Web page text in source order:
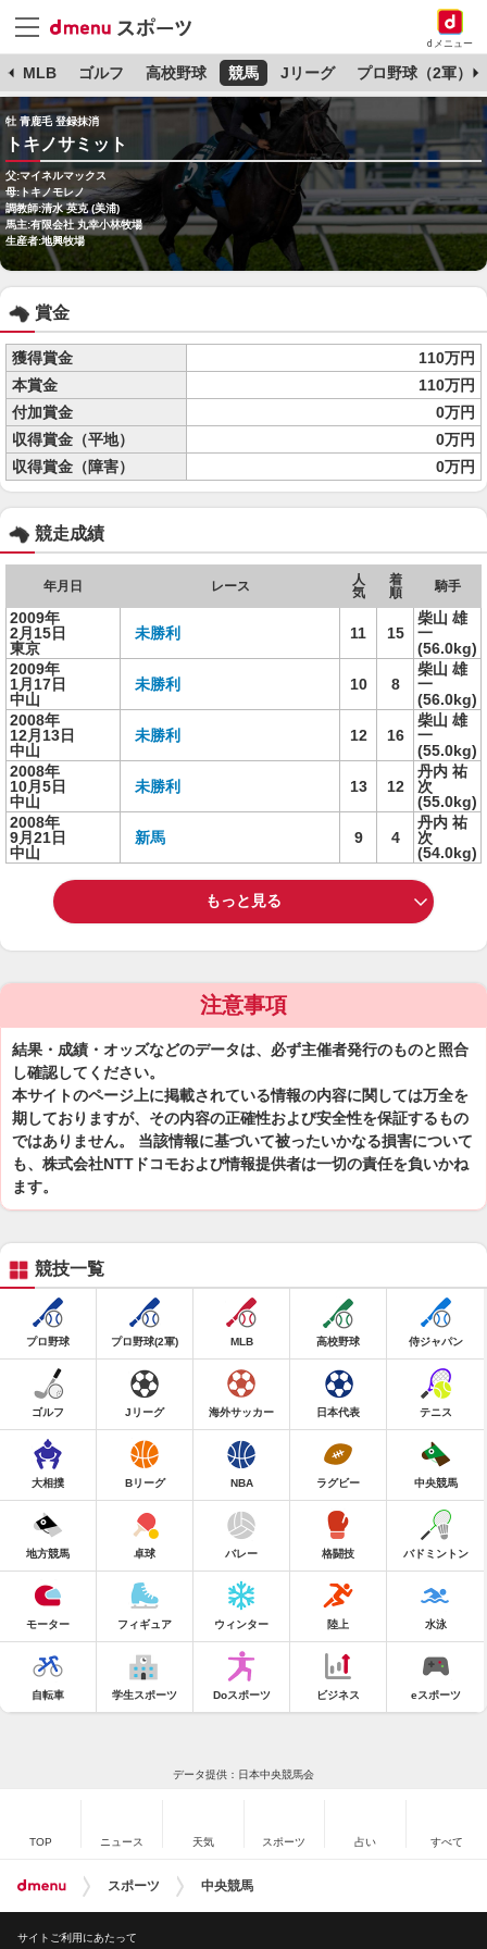
dメニュー
MLB ゴルフ 高校野球 競馬 Jリーグ プロ野球（2軍）
牡 青鹿毛 登録抹消
トキノサミット
父:マイネルマックス
母:トキノモレノ
調教師:清水 英克 (美浦)
馬主:有限会社 丸幸小林牧場
生産者:地興牧場
賞金
獲得賞金
110万円
本賞金
110万円
付加賞金
0万円
収得賞金（平地）
0万円
収得賞金（障害）
0万円
競走成績
年月日 レース
人
気
着
順
騎手
2009年
2月15日
東京
未勝利 11 15
柴山 雄
一
(56.0kg)
2009年
1月17日
中山
未勝利 10 8
柴山 雄
一
(56.0kg)
2008年
12月13日
中山
未勝利 12 16
柴山 雄
一
(55.0kg)
2008年
10月5日
中山
未勝利 13 12
丹内 祐
次
(55.0kg)
2008年
9月21日
中山
新馬 9 4
丹内 祐
次
(54.0kg)
もっと見る
注意事項
結果・成績・オッズなどのデータは、必ず主催者発行のものと照合
し確認してください。
本サイトのページ上に掲載されている情報の内容に関しては万全を
期しておりますが、その内容の正確性および安全性を保証するもの
ではありません。 当該情報に基づいて被ったいかなる損害について
も、株式会社NTTドコモおよび情報提供者は一切の責任を負いかね
ます。
競技一覧
プロ野球 プロ野球(2軍) MLB 高校野球 侍ジャパン
ゴルフ Jリーグ 海外サッカー 日本代表 テニス
大相撲 Bリーグ NBA ラグビー 中央競馬
地方競馬 卓球 バレー 格闘技 バドミントン
モーター フィギュア ウィンター 陸上 水泳
自転車 学生スポーツ Doスポーツ ビジネス eスポーツ
データ提供：日本中央競馬会
TOP ニュース 天気 スポーツ 占い すべて
スポーツ 中央競馬
サイトご利用にあたって